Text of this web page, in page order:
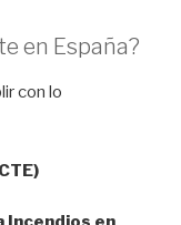
en España?
con lo